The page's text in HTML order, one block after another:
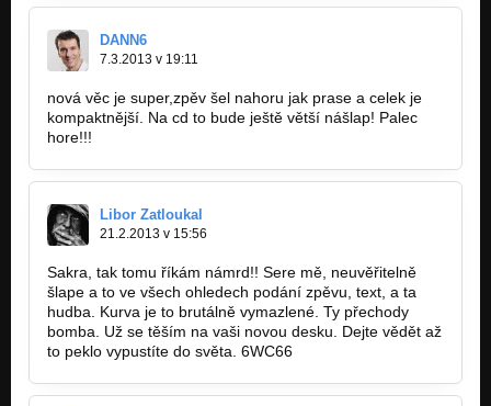
DANN6
7.3.2013 v 19:11
nová věc je super,zpěv šel nahoru jak prase a celek je
kompaktnější. Na cd to bude ještě větší nášlap! Palec
hore!!!
Libor Zatloukal
21.2.2013 v 15:56
Sakra, tak tomu říkám námrd!! Sere mě, neuvěřitelně
šlape a to ve všech ohledech podání zpěvu, text, a ta
hudba. Kurva je to brutálně vymazlené. Ty přechody
bomba. Už se těším na vaši novou desku. Dejte vědět až
to peklo vypustíte do světa. 6WC66